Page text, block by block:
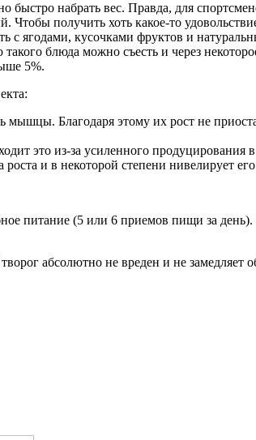
набрать вес. Правда, для
получить хоть какое-то
с ягодами, кусочками фруктов и
блюда можно съесть и через
5%.
мышцы. Благодаря этому их рост не
это из-за усиленного продуцирования
и в некоторой степени нивелирует
питание (5 или 6 приемов пищи за
абсолютно не вреден и не